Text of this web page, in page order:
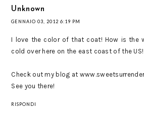
Unknown
GENNAIO 03, 2012 6:19 PM
I love the color of that coat! How is the
cold over here on the east coast of the US!
Check out my blog at
See you there!
RISPONDI